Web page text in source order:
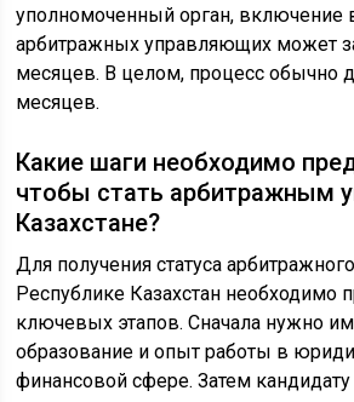
уполномоченный орган, включение
арбитражных управляющих может
месяцев. В целом, процесс обычно
месяцев.
Какие шаги необходимо
чтобы стать арбитражным
Казахстане?
Для получения статуса
Республике Казахстан необходимо
ключевых этапов. Сначала нужно
образование и опыт работы в
финансовой сфере. Затем кандидату